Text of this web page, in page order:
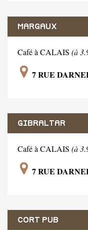
MARGAUX
Café à CALAIS (à
7 RUE
GIBRALTAR
Café à CALAIS (à
7 RUE
CORT PUB